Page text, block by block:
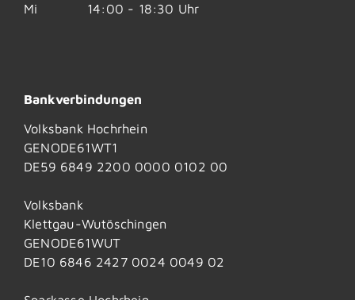
Mi
14:00 - 18:30 Uhr
Bankverbindungen
Volksbank Hochrhein
GENODE61WT1
DE59 6849 2200 0000 0102 00
Volksbank
Klettgau-Wutöschingen
GENODE61WUT
DE10 6846 2427 0024 0049 02